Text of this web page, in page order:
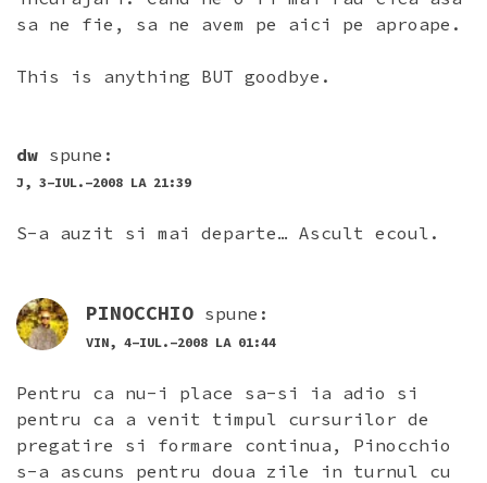
sa ne fie, sa ne avem pe aici pe aproape.
This is anything BUT goodbye.
dw spune:
J, 3-IUL.-2008 LA 21:39
S-a auzit si mai departe… Ascult ecoul.
PINOCCHIO spune:
VIN, 4-IUL.-2008 LA 01:44
Pentru ca nu-i place sa-si ia adio si
pentru ca a venit timpul cursurilor de
pregatire si formare continua, Pinocchio
s-a ascuns pentru doua zile in turnul cu